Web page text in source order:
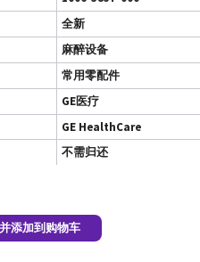
全新
麻醉设备
常用零配件
GE医疗
GE HealthCare
不需归还
添加到购物车